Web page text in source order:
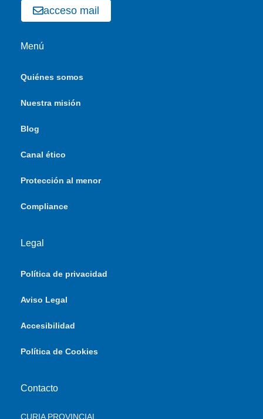
acceso mail
Menú
Quiénes somos
Nuestra misión
Blog
Canal ético
Protección al menor
Compliance
Legal
Política de privacidad
Aviso Legal
Accesibilidad
Política de Cookies
Contacto
CURIA PROVINCIAL